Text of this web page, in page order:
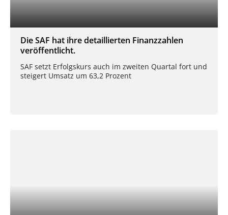
Die SAF hat ihre detaillierten Finanzzahlen
veröffentlicht.
SAF setzt Erfolgskurs auch im zweiten Quartal fort und
steigert Umsatz um 63,2 Prozent